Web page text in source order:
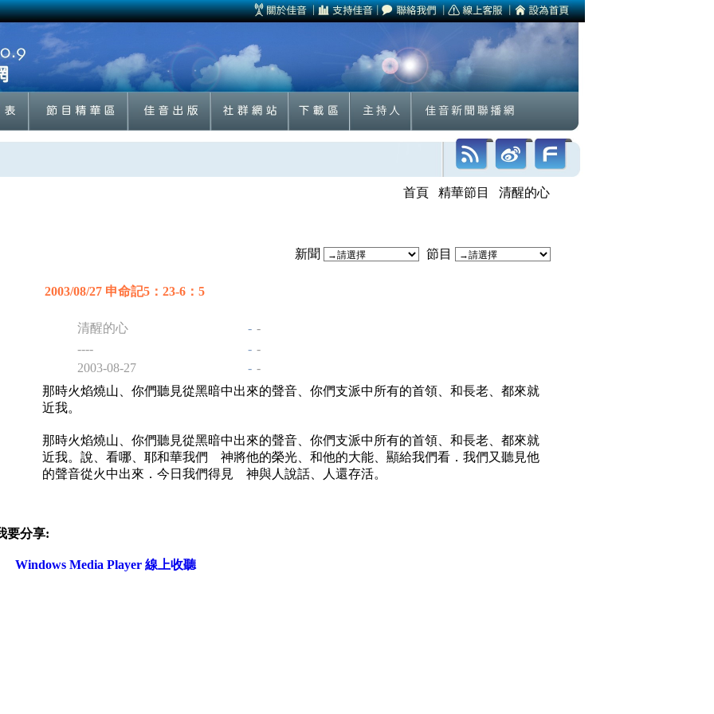
首頁 精華節目 清醒的心
新聞 節目
2003/08/27 申命記5：23-6：5
清醒的心 - -
----
- -
2003-08-27
- -
那時火焰燒山、你們聽見從黑暗中出來的聲音、你們支派中所有的首領、和長老、都來就
近我。
那時火焰燒山、你們聽見從黑暗中出來的聲音、你們支派中所有的首領、和長老、都來就
近我。說、看哪、耶和華我們 神將他的榮光、和他的大能、顯給我們看．我們又聽見他
的聲音從火中出來．今日我們得見 神與人說話、人還存活。
要分享:
Windows Media Player 線上收聽